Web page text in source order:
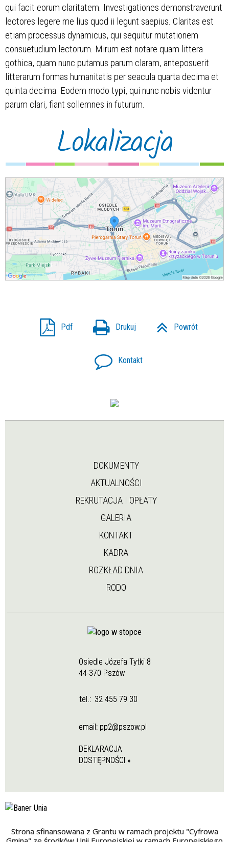
Organizator
qui facit eorum claritatem. Investigationes demonstraverunt
lectores legere me lius quod ii legunt saepius. Claritas est
etiam processus dynamicus, qui sequitur mutationem
consuetudium lectorum. Mirum est notare quam littera
gothica, quam nunc putamus parum claram, anteposuerit
litterarum formas humanitatis per seacula quarta decima et
quinta decima. Eodem modo typi, qui nunc nobis videntur
parum clari, fiant sollemnes in futurum.
Lokalizacja
Pdf Drukuj Powrót
Kontakt
DOKUMENTY
AKTUALNOŚCI
REKRUTACJA I OPŁATY
GALERIA
KONTAKT
KADRA
ROZKŁAD DNIA
RODO
Osiedle Józefa Tytki 8
44-370 Pszów
tel.: 32 455 79 30
email: pp2@pszow.pl
DEKLARACJA
DOSTĘPNOŚCI »
Strona sfinansowana z Grantu w ramach projektu "Cyfrowa